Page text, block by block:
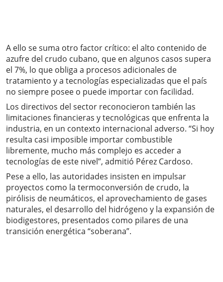
A ello se suma otro factor crítico: el alto contenido de
azufre del crudo cubano, que en algunos casos supera
el 7%, lo que obliga a procesos adicionales de
tratamiento y a tecnologías especializadas que el país
no siempre posee o puede importar con facilidad.
Los directivos del sector reconocieron también las
limitaciones financieras y tecnológicas que enfrenta la
industria, en un contexto internacional adverso. “Si hoy
resulta casi imposible importar combustible
libremente, mucho más complejo es acceder a
tecnologías de este nivel”, admitió Pérez Cardoso.
Pese a ello, las autoridades insisten en impulsar
proyectos como la termoconversión de crudo, la
pirólisis de neumáticos, el aprovechamiento de gases
naturales, el desarrollo del hidrógeno y la expansión de
biodigestores, presentados como pilares de una
transición energética “soberana”.